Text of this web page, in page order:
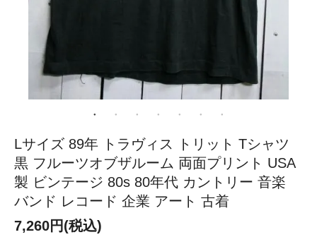
Lサイズ 89年 トラヴィス トリット Tシャツ
黒 フルーツオブザルーム 両面プリント USA
製 ビンテージ 80s 80年代 カントリー 音楽
バンド レコード 企業 アート 古着
7,260円(税込)